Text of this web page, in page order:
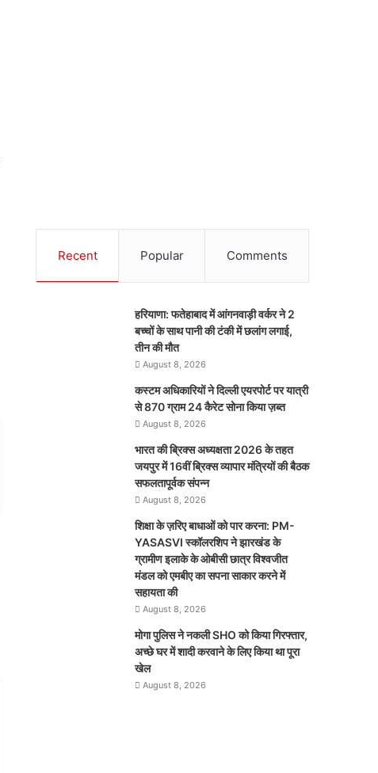
Recent Popular Comments
हरियाणा: फतेहाबाद में आंगनवाड़ी वर्कर ने 2
बच्चों के साथ पानी की टंकी में छलांग लगाई,
तीन की मौत
August 8, 2026
कस्टम अधिकारियों ने दिल्ली एयरपोर्ट पर यात्री
से 870 ग्राम 24 कैरेट सोना किया ज़ब्त
August 8, 2026
भारत की ब्रिक्‍स अध्यक्षता 2026 के तहत
जयपुर में 16वीं ब्रिक्‍स व्यापार मंत्रियों की बैठक
सफलतापूर्वक संपन्न
August 8, 2026
शिक्षा के ज़रिए बाधाओं को पार करना: PM-
YASASVI स्कॉलरशिप ने झारखंड के
ग्रामीण इलाके के ओबीसी छात्र विश्वजीत
मंडल को एमबीए का सपना साकार करने में
सहायता की
August 8, 2026
मोगा पुलिस ने नकली SHO को किया गिरफ्तार,
अच्छे घर में शादी करवाने के लिए किया था पूरा
खेल
August 8, 2026